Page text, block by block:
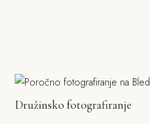
Družinsko fotografiranje